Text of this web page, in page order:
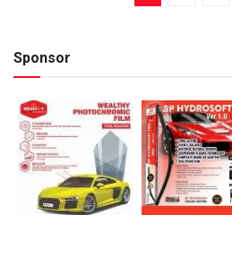
Sponsor